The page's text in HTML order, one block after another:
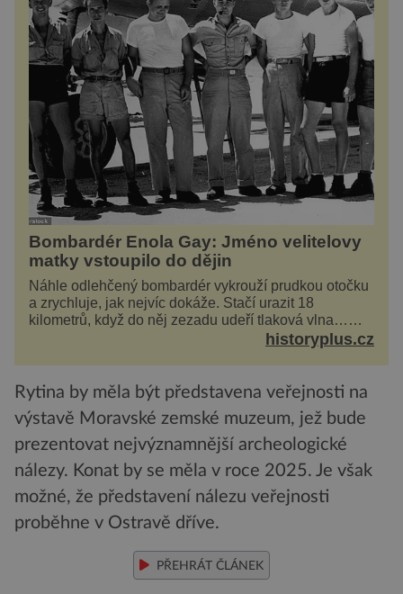
Bombardér Enola Gay: Jméno velitelovy
matky vstoupilo do dějin
Náhle odlehčený bombardér vykrouží prudkou otočku
a zrychluje, jak nejvíc dokáže. Stačí urazit 18
kilometrů, když do něj zezadu udeří tlaková vlna…
Americké rozhodnutí svrhnout ničivou jadernou
historyplus.cz
Rytina by měla být představena veřejnosti na
výstavě Moravské zemské muzeum, jež bude
prezentovat nejvýznamnější archeologické
nálezy. Konat by se měla v roce 2025. Je však
možné, že představení nálezu veřejnosti
proběhne v Ostravě dříve.
PŘEHRÁT ČLÁNEK